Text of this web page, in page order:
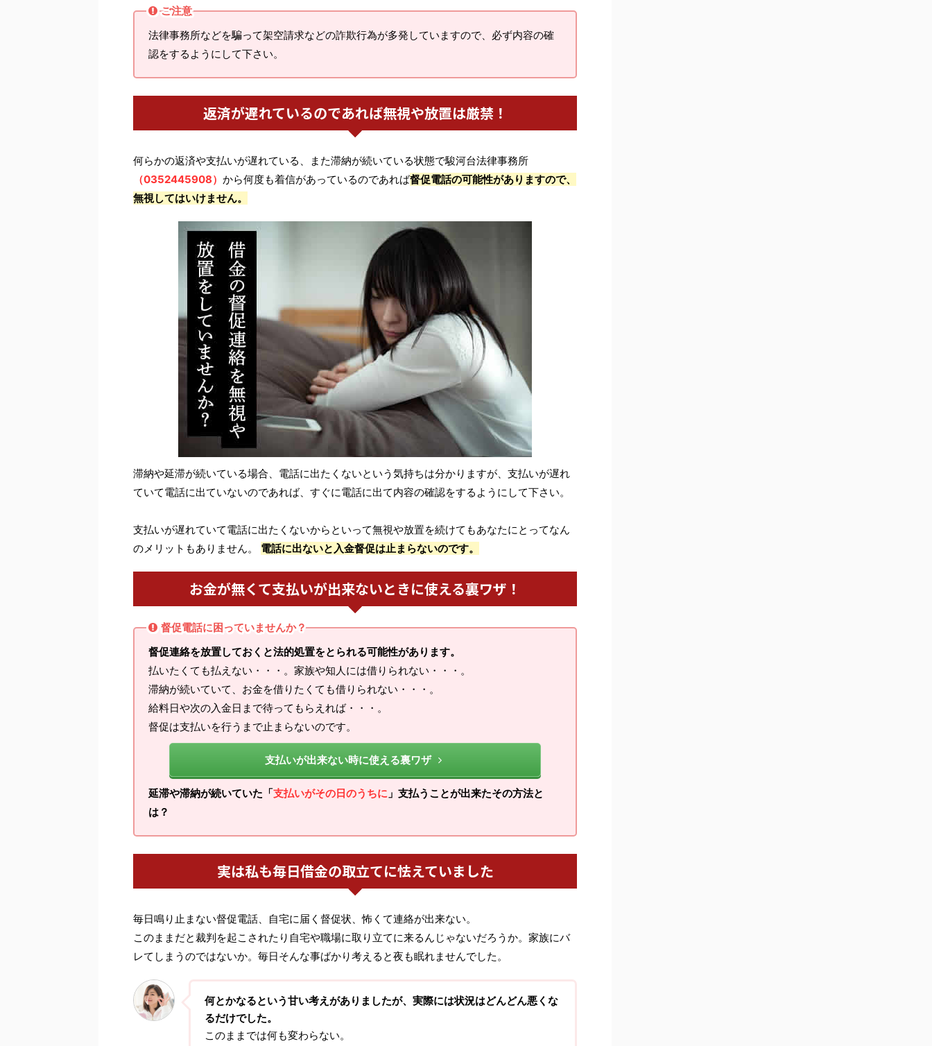
ご注意
法律事務所などを騙って架空請求などの詐欺行為が多発していますので、必ず内容の確
認をするようにして下さい。
返済が遅れているのであれば無視や放置は厳禁！
何らかの返済や支払いが遅れている、また滞納が続いている状態で駿河台法律事務所
（0352445908） から何度も着信があっているのであれば督促電話の可能性がありますので、
無視してはいけません。
滞納や延滞が続いている場合、電話に出たくないという気持ちは分かりますが、支払いが遅れ
ていて電話に出ていないのであれば、すぐに電話に出て内容の確認をするようにして下さい。
支払いが遅れていて電話に出たくないからといって無視や放置を続けてもあなたにとってなん
のメリットもありません。 電話に出ないと入金督促は止まらないのです。
お金が無くて支払いが出来ないときに使える裏ワザ！
督促電話に困っていませんか？
督促連絡を放置しておくと法的処置をとられる可能性があります。
払いたくても払えない・・・。家族や知人には借りられない・・・。
滞納が続いていて、お金を借りたくても借りられない・・・。
給料日や次の入金日まで待ってもらえれば・・・。
督促は支払いを行うまで止まらないのです。
支払いが出来ない時に使える裏ワザ
延滞や滞納が続いていた「支払いがその日のうちに 」支払うことが出来たその方法と
は？
実は私も毎日借金の取立てに怯えていました
毎日鳴り止まない督促電話、自宅に届く督促状、怖くて連絡が出来ない。
このままだと裁判を起こされたり自宅や職場に取り立てに来るんじゃないだろうか。家族にバ
レてしまうのではないか。毎日そんな事ばかり考えると夜も眠れませんでした。
何とかなるという甘い考えがありましたが、実際には状況はどんどん悪くな
るだけでした。
このままでは何も変わらない。